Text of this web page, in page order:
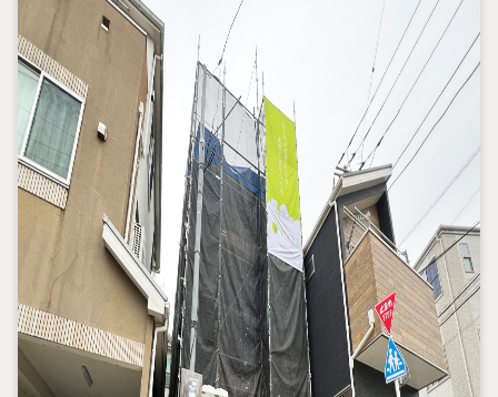
・事務手数料/融資金額2％に消費税を加算した金額
※金利は2026年4月時点のものであり、実際の適用金利は融資実
行時のものとなります。
※金利は年2回見直しされ、5年ごとに調整されます（ただし、前返
済額の1.25倍が限度）